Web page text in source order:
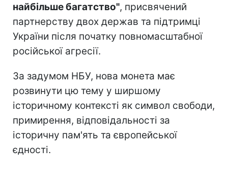
найбільше багатство", присвячений
партнерству двох держав та підтримці
України після початку повномасштабної
російської агресії.
За задумом НБУ, нова монета має
розвинути цю тему у ширшому
історичному контексті як символ свободи,
примирення, відповідальності за
історичну пам'ять та європейської
єдності.